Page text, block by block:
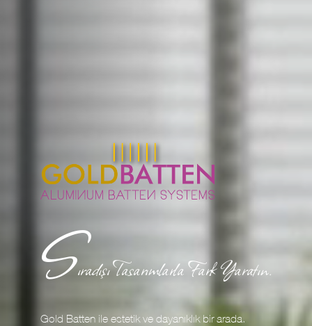
Sıradışı Tasarımlarla Fark Yaratın.
Gold Batten ile estetik ve dayanıklık bir arada.